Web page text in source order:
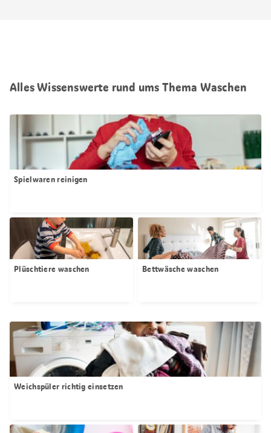
Alles Wissenswerte rund ums Thema Waschen
Spielwaren reinigen
Plüschtiere waschen Bettwäsche waschen
Weichspüler richtig einsetzen